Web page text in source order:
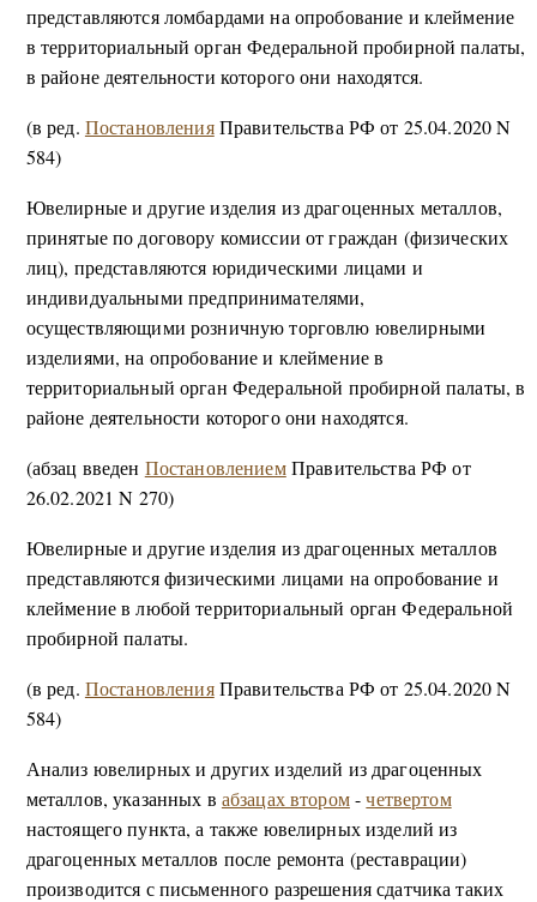
представляются ломбардами на опробование и клеймение
в территориальный орган Федеральной пробирной палаты,
в районе деятельности которого они находятся.
(в ред. ПостановленияПравительства РФ от 25.04.2020 N
584)
Ювелирные и другие изделия из драгоценных металлов,
принятые по договору комиссии от граждан (физических
лиц), представляются юридическими лицами и
индивидуальными предпринимателями,
осуществляющими розничную торговлю ювелирными
изделиями, на опробование и клеймение в
территориальный орган Федеральной пробирной палаты, в
районе деятельности которого они находятся.
(абзац введен ПостановлениемПравительства РФ от
26.02.2021 N 270)
Ювелирные и другие изделия из драгоценных металлов
представляются физическими лицами на опробование и
клеймение в любой территориальный орган Федеральной
пробирной палаты.
(в ред. ПостановленияПравительства РФ от 25.04.2020 N
584)
Анализ ювелирных и других изделий из драгоценных
металлов, указанных в абзацах втором-четвертом
настоящего пункта, а также ювелирных изделий из
драгоценных металлов после ремонта (реставрации)
производится с письменного разрешения сдатчика таких